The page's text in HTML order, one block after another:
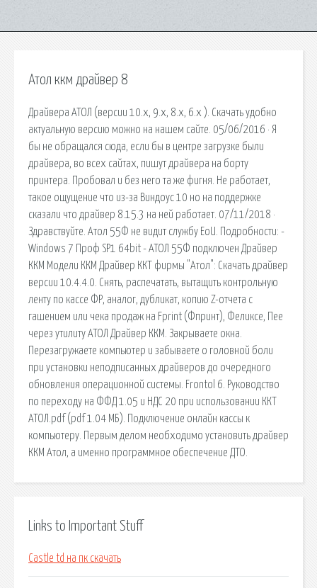
Атол ккм драйвер 8
Драйвера АТОЛ (версии 10.x, 9.x, 8.x, 6.x ). Скачать удобно
актуальную версию можно на нашем сайте. 05/06/2016 · Я
бы не обращался сюда, если бы в центре загрузке были
драйвера, во всех сайтах, пишут драйвера на борту
принтера. Пробовал и без него та же фигня. Не работает,
такое ощущение что из-за Виндоус 10 но на поддержке
сказали что драйвер 8.15.3 на ней работает. 07/11/2018 ·
Здравствуйте. Атол 55Ф не видит службу EoU. Подробности: -
Windows 7 Проф SP1 64bit - АТОЛ 55Ф подключен Драйвер
ККМ Модели ККМ Драйвер ККТ фирмы "Атол": Скачать драйвер
версии 10.4.4.0. Снять, распечатать, вытащить контрольную
ленту по кассе ФР, аналог, дубликат, копию Z-отчета с
гашением или чека продаж на Fprint (Фпринт), Феликсе, Пее
через утилиту АТОЛ Драйвер ККМ. Закрываете окна.
Перезагружаете компьютер и забываете о головной боли
при установки неподписанных драйверов до очередного
обновления операционной системы. Frontol 6. Руководство
по переходу на ФФД 1.05 и НДС 20 при использовании ККТ
АТОЛ.pdf (pdf 1.04 МБ). Подключение онлайн кассы к
компьютеру. Первым делом необходимо установить драйвер
ККМ Атол, а именно программное обеспечение ДТО.
Links to Important Stuff
Castle td на пк скачать